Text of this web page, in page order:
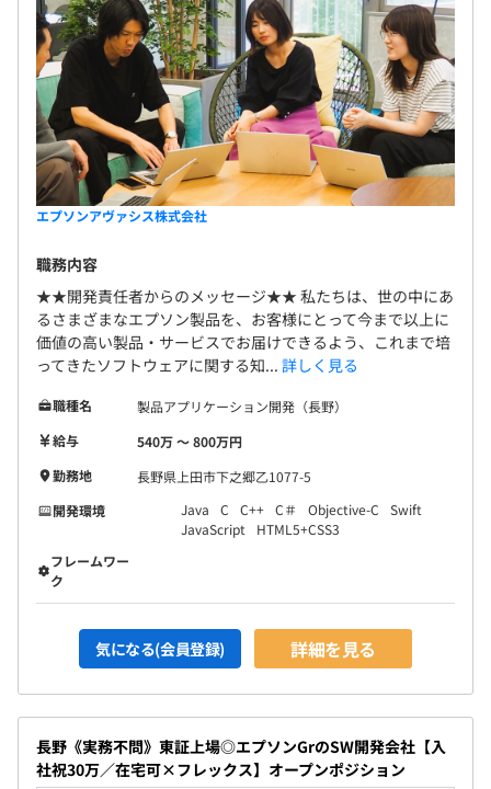
エプソンアヴァシス株式会社
職務内容
★★開発責任者からのメッセージ★★ 私たちは、世の中にあ
るさまざまなエプソン製品を、お客様にとって今まで以上に
価値の高い製品・サービスでお届けできるよう、これまで培
ってきたソフトウェアに関する知... 詳しく見る
職種名
製品アプリケーション開発（長野）
給与
540万 〜 800万円
勤務地
長野県上田市下之郷乙1077-5
開発環境
Java C C++ C＃ Objective-C
Swift
JavaScript
HTML5+CSS3
フレームワー
ク
気になる(会員登録) 詳細を見る
長野《実務不問》東証上場◎エプソンGrのSW開発会社【入
社祝30万／在宅可×フレックス】オープンポジション